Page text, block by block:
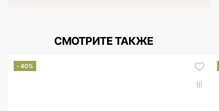
СМОТРИТЕ ТАКЖЕ
- 40%